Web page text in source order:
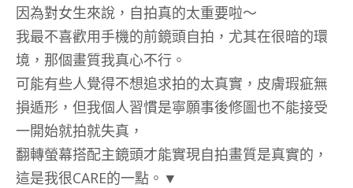
因為對女生來說，自拍真的太重要啦～
我最不喜歡用手機的前鏡頭自拍，尤其在很暗的環
境，那個畫質我真心不行。
可能有些人覺得不想追求拍的太真實，皮膚瑕疵無
損遁形，但我個人習慣是寧願事後修圖也不能接受
一開始就拍就失真，
翻轉螢幕搭配主鏡頭才能實現自拍畫質是真實的，
這是我很CARE的一點。▼